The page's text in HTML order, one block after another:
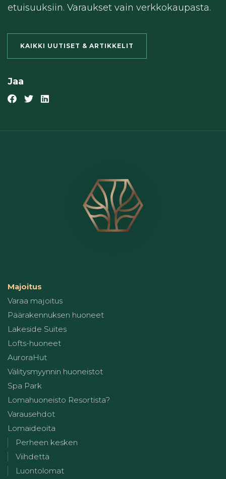
etuisuuksiin. Varaukset vain verkkokaupasta.
KAIKKI UUTISET & ARTIKKELIT
Jaa
Majoitus
Varaa majoitus
Päärakennuksen huoneet
Lakeside Suites
Lofts-huoneet
AuroraHut
Välitysmyynnin huoneistot
Spa Park
Lomahuoneisto Resortista?
Varausehdot
Lomaideoita
Perheen kesken
Viihdettä
Luontolomat